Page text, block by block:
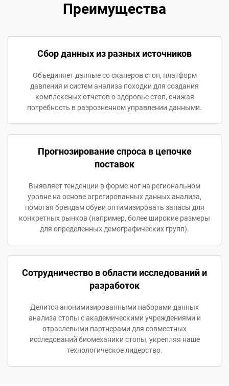
Преимущества
Сбор данных из разных источников
Объединяет данные со сканеров стоп, платформ
давления и систем анализа походки для создания
комплексных отчетов о здоровье стоп, снижая
потребность в разрозненном управлении данными.
Прогнозирование спроса в цепочке
поставок
Выявляет тенденции в форме ног на региональном
уровне на основе агрегированных данных анализа,
помогая брендам обуви оптимизировать запасы для
конкретных рынков (например, более широкие размеры
для определенных демографических групп).
Сотрудничество в области исследований и
разработок
Делится анонимизированными наборами данных
анализа стопы с академическими учреждениями и
отраслевыми партнерами для совместных
исследований биомеханики стопы, укрепляя наше
технологическое лидерство.